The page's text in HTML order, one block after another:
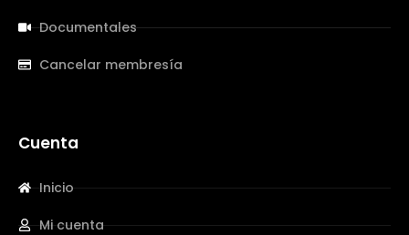
Documentales
Cancelar membresía
Cuenta
Inicio
Mi cuenta